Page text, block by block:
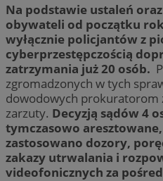
Na podstawie ustaleń
obywateli od początku
wyłącznie policjantów z
cyberprzestępczością
zatrzymania już 20 osób.
zgromadzonych w tych
dowodowych prokuratorom
zarzuty. Decyzją sądów 4
tymczasowo
zastosowano dozory,
zakazy utrwalania i
videofonicznych za